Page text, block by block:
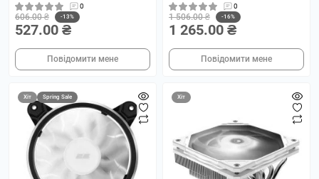
0
606.00 ₴ -13%
527.00 ₴
Повідомити мене
0
1 506.00 ₴ -16%
1 265.00 ₴
Повідомити мене
Хіт Spring Sale Хіт